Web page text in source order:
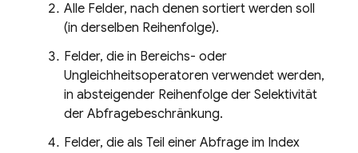
Alle Felder, nach denen sortiert werden soll
(in derselben Reihenfolge).
Felder, die in Bereichs- oder
Ungleichheitsoperatoren verwendet werden,
in absteigender Reihenfolge der Selektivität
der Abfragebeschränkung.
Felder, die als Teil einer Abfrage im Index